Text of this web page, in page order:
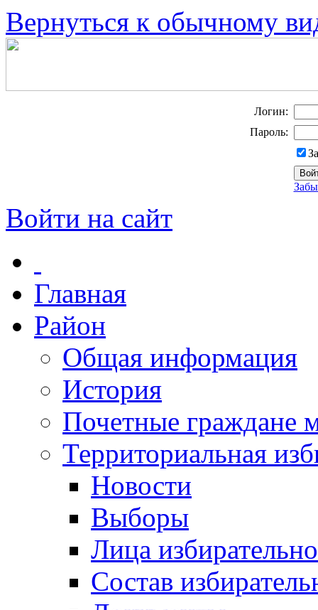
Вернуться к обычному
Логин:
Пароль:
Войти на сайт
Главная
Район
Общая информация
История
Почетные граждане
Территориальная
Новости
Выборы
Лица
Состав